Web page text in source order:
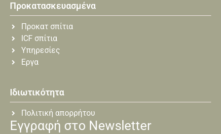
Προκατασκευασμένα
Προκατ σπίτια
ICF σπίτια
Υπηρεσίες
Εργα
Ιδιωτικότητα
Πολιτική απορρήτου
Εγγραφή στο Newsletter